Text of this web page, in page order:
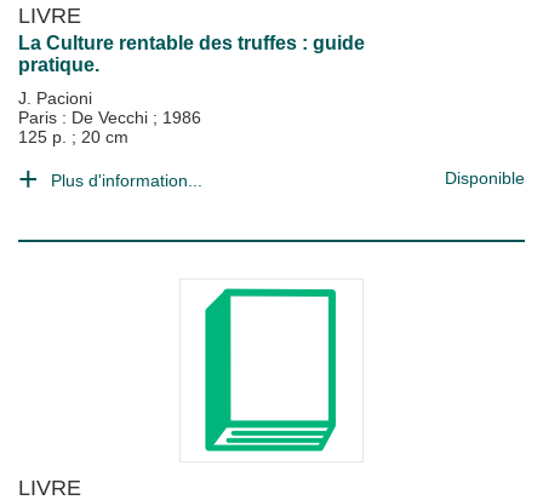
LIVRE
La Culture rentable des truffes : guide
pratique.
J. Pacioni
Paris : De Vecchi ; 1986
125 p. ; 20 cm
Plus d'information... Disponible
LIVRE